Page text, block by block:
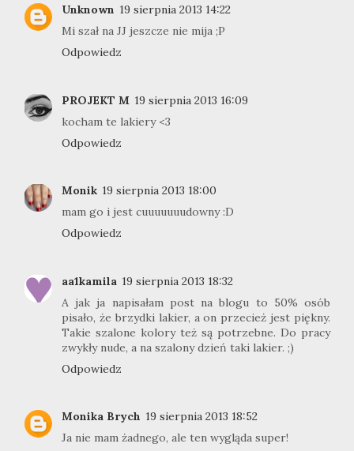
Unknown 19 sierpnia 2013 14:22
Mi szał na JJ jeszcze nie mija ;P
Odpowiedz
PROJEKT M 19 sierpnia 2013 16:09
kocham te lakiery <3
Odpowiedz
Monik 19 sierpnia 2013 18:00
mam go i jest cuuuuuuudowny :D
Odpowiedz
aa1kamila 19 sierpnia 2013 18:32
A jak ja napisałam post na blogu to 50% osób
pisało, że brzydki lakier, a on przecież jest piękny.
Takie szalone kolory też są potrzebne. Do pracy
zwykły nude, a na szalony dzień taki lakier. ;)
Odpowiedz
Monika Brych 19 sierpnia 2013 18:52
Ja nie mam żadnego, ale ten wygląda super!